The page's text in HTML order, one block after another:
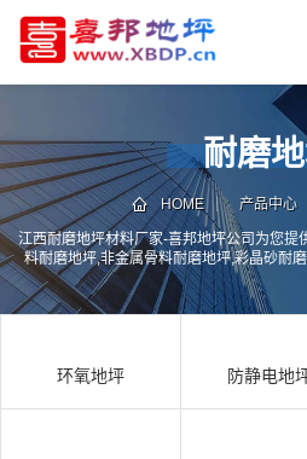
页
中
心
技
术
支
持
资
讯
中
例
耐磨
HOME 产品中心
江西耐磨地坪材料厂家-喜邦地坪公司为您提
料耐磨地坪,非金属骨料耐磨地坪,彩晶砂耐
磨地坪,彩砂耐磨地坪,彩石耐磨地坪,NFJ不发
固化剂等耐磨材料及
环氧地坪 防静电地